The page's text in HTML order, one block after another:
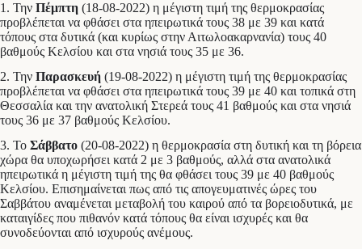
1. Την Πέμπτη (18-08-2022) η μέγιστη τιμή της θερμοκρασίας
προβλέπεται να φθάσει στα ηπειρωτικά τους 38 με 39 και κατά
τόπους στα δυτικά (και κυρίως στην Αιτωλοακαρνανία) τους 40
βαθμούς Κελσίου και στα νησιά τους 35 με 36.
2. Την Παρασκευή (19-08-2022) η μέγιστη τιμή της θερμοκρασίας
προβλέπεται να φθάσει στα ηπειρωτικά τους 39 με 40 και τοπικά στη
Θεσσαλία και την ανατολική Στερεά τους 41 βαθμούς και στα νησιά
τους 36 με 37 βαθμούς Κελσίου.
3. Το Σάββατο (20-08-2022) η θερμοκρασία στη δυτική και τη βόρεια
χώρα θα υποχωρήσει κατά 2 με 3 βαθμούς, αλλά στα ανατολικά
ηπειρωτικά η μέγιστη τιμή της θα φθάσει τους 39 με 40 βαθμούς
Κελσίου. Επισημαίνεται πως από τις απογευματινές ώρες του
Σαββάτου αναμένεται μεταβολή του καιρού από τα βορειοδυτικά, με
καταιγίδες που πιθανόν κατά τόπους θα είναι ισχυρές και θα
συνοδεύονται από ισχυρούς ανέμους.